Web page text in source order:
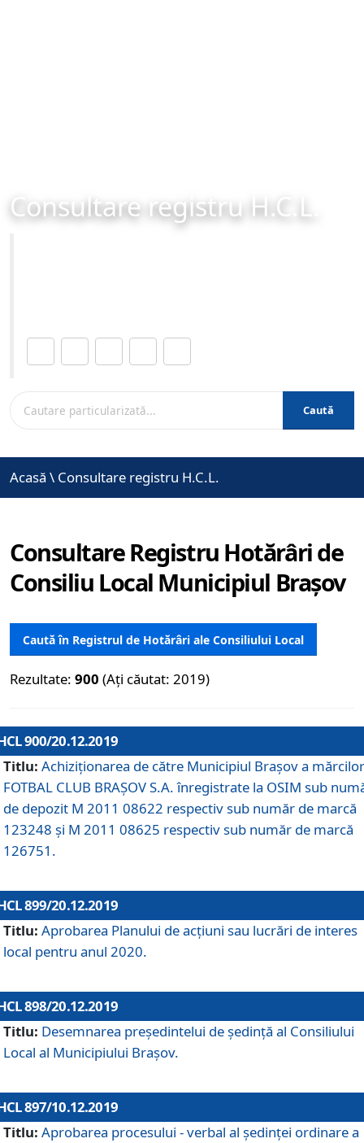
Consultare registru H.C.L.
Caută
Acasă \ Consultare registru H.C.L.
Consultare Registru Hotărâri de
Consiliu Local Municipiul Brașov
Caută în Registrul de Hotărâri ale Consiliului Local
Rezultate: 900 (Ați căutat: 2019)
900/20.12.2019
Titlu: Achiziționarea de către Municipiul Brașov a mărcilor
FOTBAL CLUB BRAȘOV S.A. înregistrate la OSIM sub
de depozit M 2011 08622 respectiv sub număr de marcă
123248 și M 2011 08625 respectiv sub număr de marcă
126751.
899/20.12.2019
Titlu: Aprobarea Planului de acţiuni sau lucrări de interes
local pentru anul 2020.
898/20.12.2019
Titlu: Desemnarea preşedintelui de şedinţă al Consiliului
Local al Municipiului Braşov.
897/10.12.2019
Titlu: Aprobarea procesului - verbal al şedinţei ordinare a